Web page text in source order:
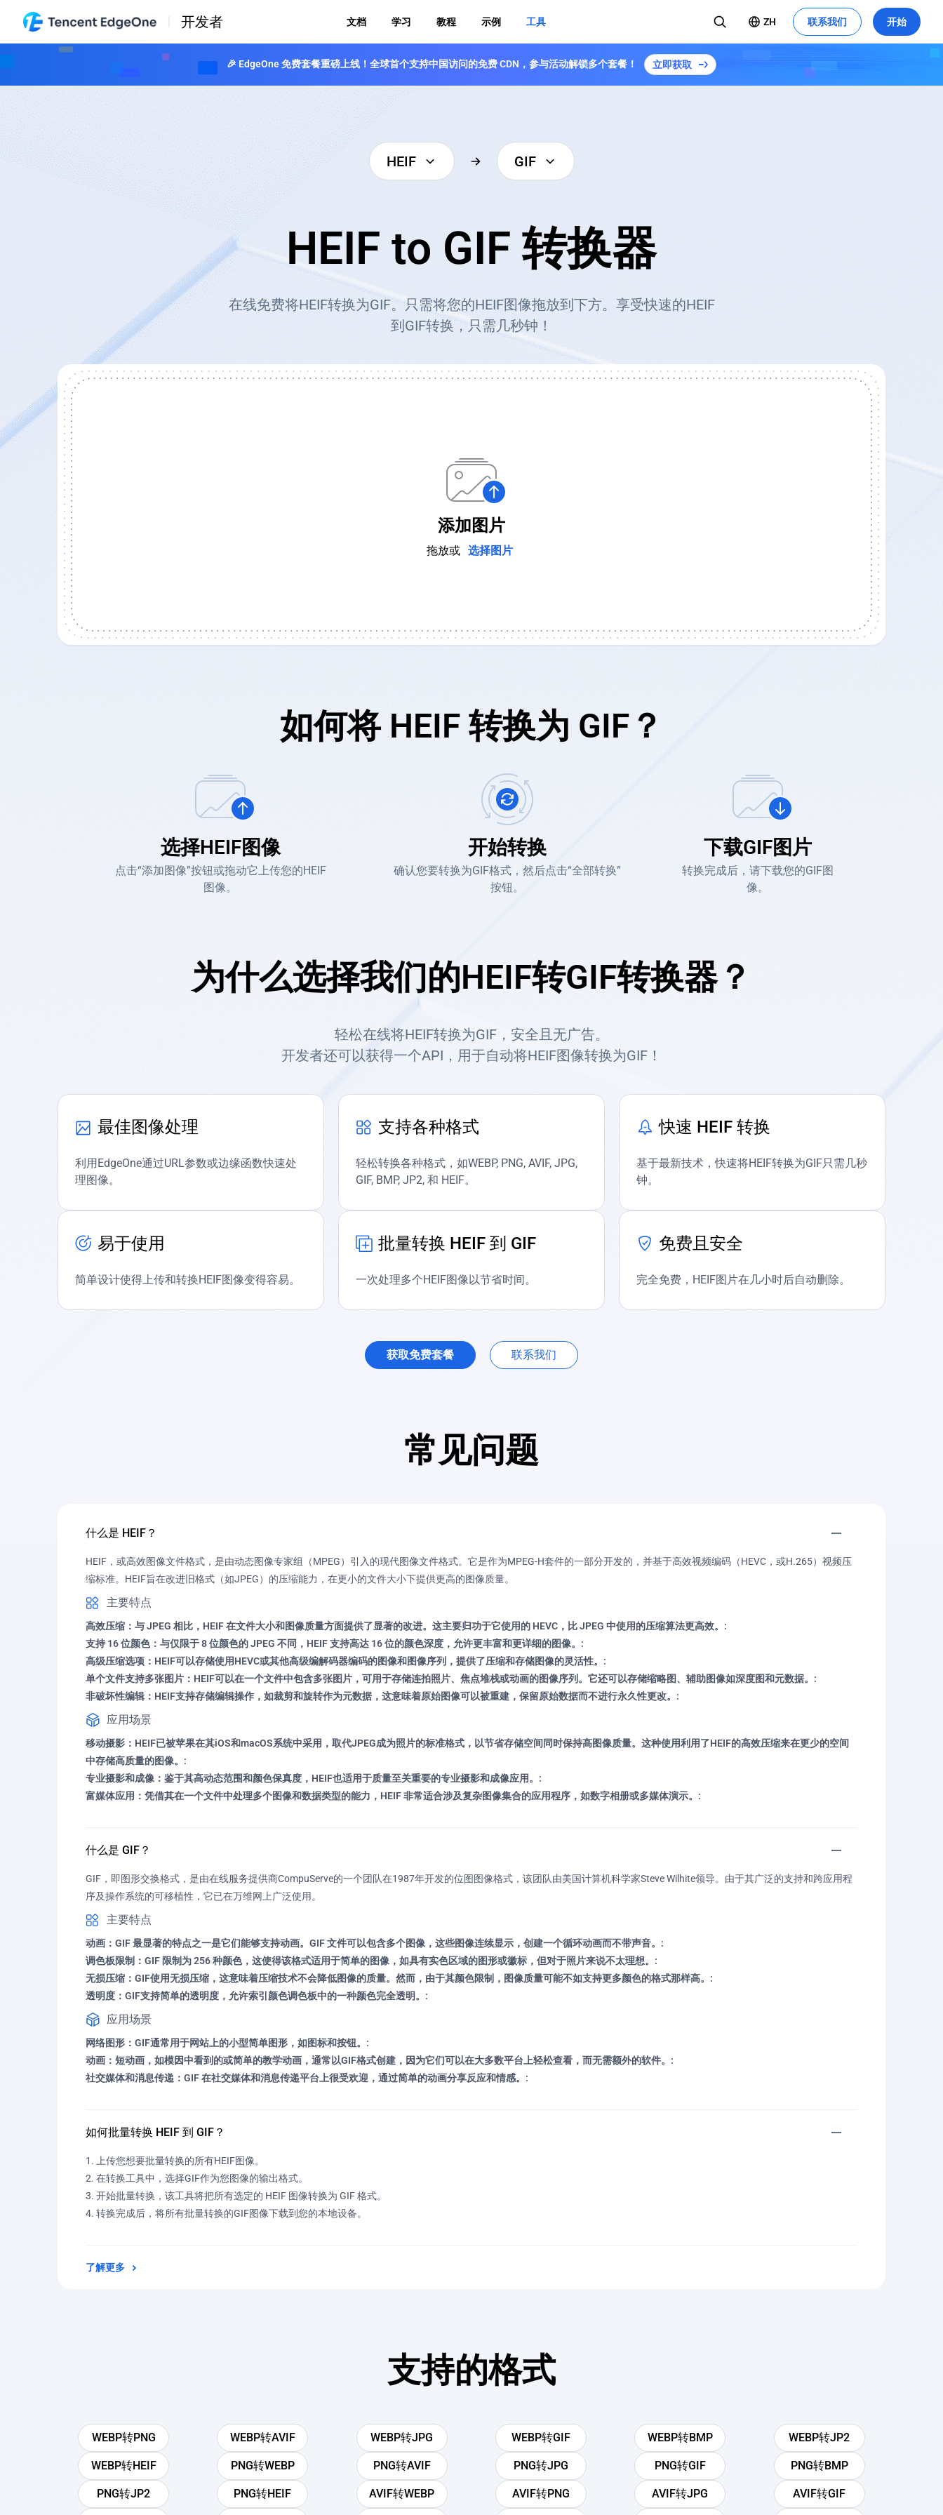
开发者 文档 学习 教程 示例 工具 ZH 联系我们 开始
🎉 EdgeOne 免费套餐重磅上线！全球首个支持中国访问的免费 CDN，参与活动解锁多个套餐！ 立即获取
HEIF GIF
HEIF to GIF 转换器
在线免费将HEIF转换为GIF。只需将您的HEIF图像拖放到下方。享受快速的HEIF
到GIF转换，只需几秒钟！
添加图片
拖放或 选择图片
如何将 HEIF 转换为 GIF？
选择HEIF图像
点击“添加图像”按钮或拖动它上传您的HEIF
图像。
开始转换
确认您要转换为GIF格式，然后点击“全部转换”
按钮。
下载GIF图片
转换完成后，请下载您的GIF图
像。
为什么选择我们的HEIF转GIF转换器？
轻松在线将HEIF转换为GIF，安全且无广告。
开发者还可以获得一个API，用于自动将HEIF图像转换为GIF！
最佳图像处理
利用EdgeOne通过URL参数或边缘函数快速处
理图像。
支持各种格式
轻松转换各种格式，如WEBP, PNG, AVIF, JPG,
GIF, BMP, JP2, 和 HEIF。
快速 HEIF 转换
基于最新技术，快速将HEIF转换为GIF只需几秒
钟。
易于使用
简单设计使得上传和转换HEIF图像变得容易。
批量转换 HEIF 到 GIF
一次处理多个HEIF图像以节省时间。
免费且安全
完全免费，HEIF图片在几小时后自动删除。
获取免费套餐 联系我们
常见问题
什么是 HEIF？
HEIF，或高效图像文件格式，是由动态图像专家组（MPEG）引入的现代图像文件格式。它是作为MPEG-H套件的一部分开发的，并基于高效视频编码（HEVC，或H.265）视频压
缩标准。HEIF旨在改进旧格式（如JPEG）的压缩能力，在更小的文件大小下提供更高的图像质量。
主要特点
高效压缩：与 JPEG 相比，HEIF 在文件大小和图像质量方面提供了显著的改进。这主要归功于它使用的 HEVC，比 JPEG 中使用的压缩算法更高效。:
支持 16 位颜色：与仅限于 8 位颜色的 JPEG 不同，HEIF 支持高达 16 位的颜色深度，允许更丰富和更详细的图像。:
高级压缩选项：HEIF可以存储使用HEVC或其他高级编解码器编码的图像和图像序列，提供了压缩和存储图像的灵活性。:
单个文件支持多张图片：HEIF可以在一个文件中包含多张图片，可用于存储连拍照片、焦点堆栈或动画的图像序列。它还可以存储缩略图、辅助图像如深度图和元数据。:
非破坏性编辑：HEIF支持存储编辑操作，如裁剪和旋转作为元数据，这意味着原始图像可以被重建，保留原始数据而不进行永久性更改。:
应用场景
移动摄影：HEIF已被苹果在其iOS和macOS系统中采用，取代JPEG成为照片的标准格式，以节省存储空间同时保持高图像质量。这种使用利用了HEIF的高效压缩来在更少的空间
中存储高质量的图像。:
专业摄影和成像：鉴于其高动态范围和颜色保真度，HEIF也适用于质量至关重要的专业摄影和成像应用。:
富媒体应用：凭借其在一个文件中处理多个图像和数据类型的能力，HEIF 非常适合涉及复杂图像集合的应用程序，如数字相册或多媒体演示。:
什么是 GIF？
GIF，即图形交换格式，是由在线服务提供商CompuServe的一个团队在1987年开发的位图图像格式，该团队由美国计算机科学家Steve Wilhite领导。由于其广泛的支持和跨应用程
序及操作系统的可移植性，它已在万维网上广泛使用。
主要特点
动画：GIF 最显著的特点之一是它们能够支持动画。GIF 文件可以包含多个图像，这些图像连续显示，创建一个循环动画而不带声音。:
调色板限制：GIF 限制为 256 种颜色，这使得该格式适用于简单的图像，如具有实色区域的图形或徽标，但对于照片来说不太理想。:
无损压缩：GIF使用无损压缩，这意味着压缩技术不会降低图像的质量。然而，由于其颜色限制，图像质量可能不如支持更多颜色的格式那样高。:
透明度：GIF支持简单的透明度，允许索引颜色调色板中的一种颜色完全透明。:
应用场景
网络图形：GIF通常用于网站上的小型简单图形，如图标和按钮。:
动画：短动画，如模因中看到的或简单的教学动画，通常以GIF格式创建，因为它们可以在大多数平台上轻松查看，而无需额外的软件。:
社交媒体和消息传递：GIF 在社交媒体和消息传递平台上很受欢迎，通过简单的动画分享反应和情感。:
如何批量转换 HEIF 到 GIF？
上传您想要批量转换的所有HEIF图像。
在转换工具中，选择GIF作为您图像的输出格式。
开始批量转换，该工具将把所有选定的 HEIF 图像转换为 GIF 格式。
转换完成后，将所有批量转换的GIF图像下载到您的本地设备。
了解更多
支持的格式
WEBP转PNG WEBP转AVIF WEBP转JPG WEBP转GIF WEBP转BMP WEBP转JP2
WEBP转HEIF PNG转WEBP PNG转AVIF PNG转JPG PNG转GIF PNG转BMP
PNG转JP2 PNG转HEIF AVIF转WEBP AVIF转PNG AVIF转JPG AVIF转GIF